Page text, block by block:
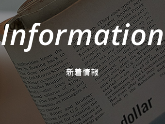
Information
新着情報